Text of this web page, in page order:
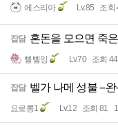
에스리아 Lv.85 조회
잡담 혼돈을 모으면 죽
삘삘잉 Lv.70 조회 44
잡담 벨가 나메 성불 --완-
요로롱1 Lv.12 조회 81